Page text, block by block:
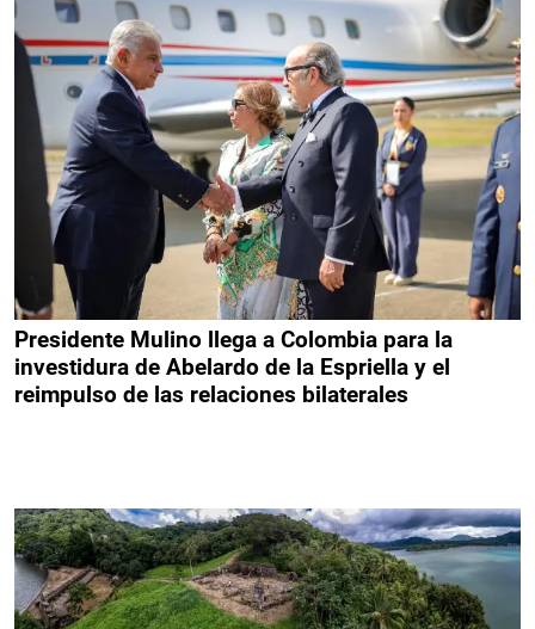
Presidente Mulino llega a Colombia para la
investidura de Abelardo de la Espriella y el
reimpulso de las relaciones bilaterales